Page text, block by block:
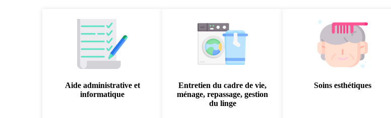
Aide administrative et
informatique
Entretien du cadre de vie,
ménage, repassage, gestion
du linge
Soins esthétiques